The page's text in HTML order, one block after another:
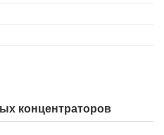
концентраторов